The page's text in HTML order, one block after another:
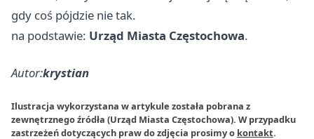
gdy coś pójdzie nie tak.
na podstawie: Urząd Miasta Częstochowa.
Autor:krystian
Ilustracja wykorzystana w artykule została pobrana z
zewnętrznego źródła (Urząd Miasta Częstochowa). W przypadku
zastrzeżeń dotyczących praw do zdjęcia prosimy o kontakt.